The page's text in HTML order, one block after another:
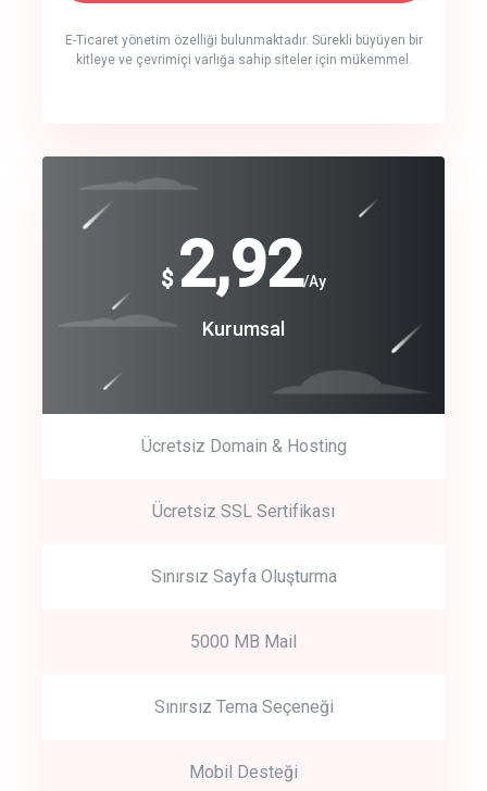
E-Ticaret yönetim özelliği bulunmaktadır. Sürekli büyüyen bir
kitleye ve çevrimiçi varlığa sahip siteler için mükemmel.
crm auto cync
track energy costs
Get Started
Start by trying our service for 30 days free trial no credit card
$ 2,92/Ay
Kurumsal
Ücretsiz Domain & Hosting
Ücretsiz SSL Sertifikası
Sınırsız Sayfa Oluşturma
5000 MB Mail
Sınırsız Tema Seçeneği
Mobil Desteği
$
240
Coroprate